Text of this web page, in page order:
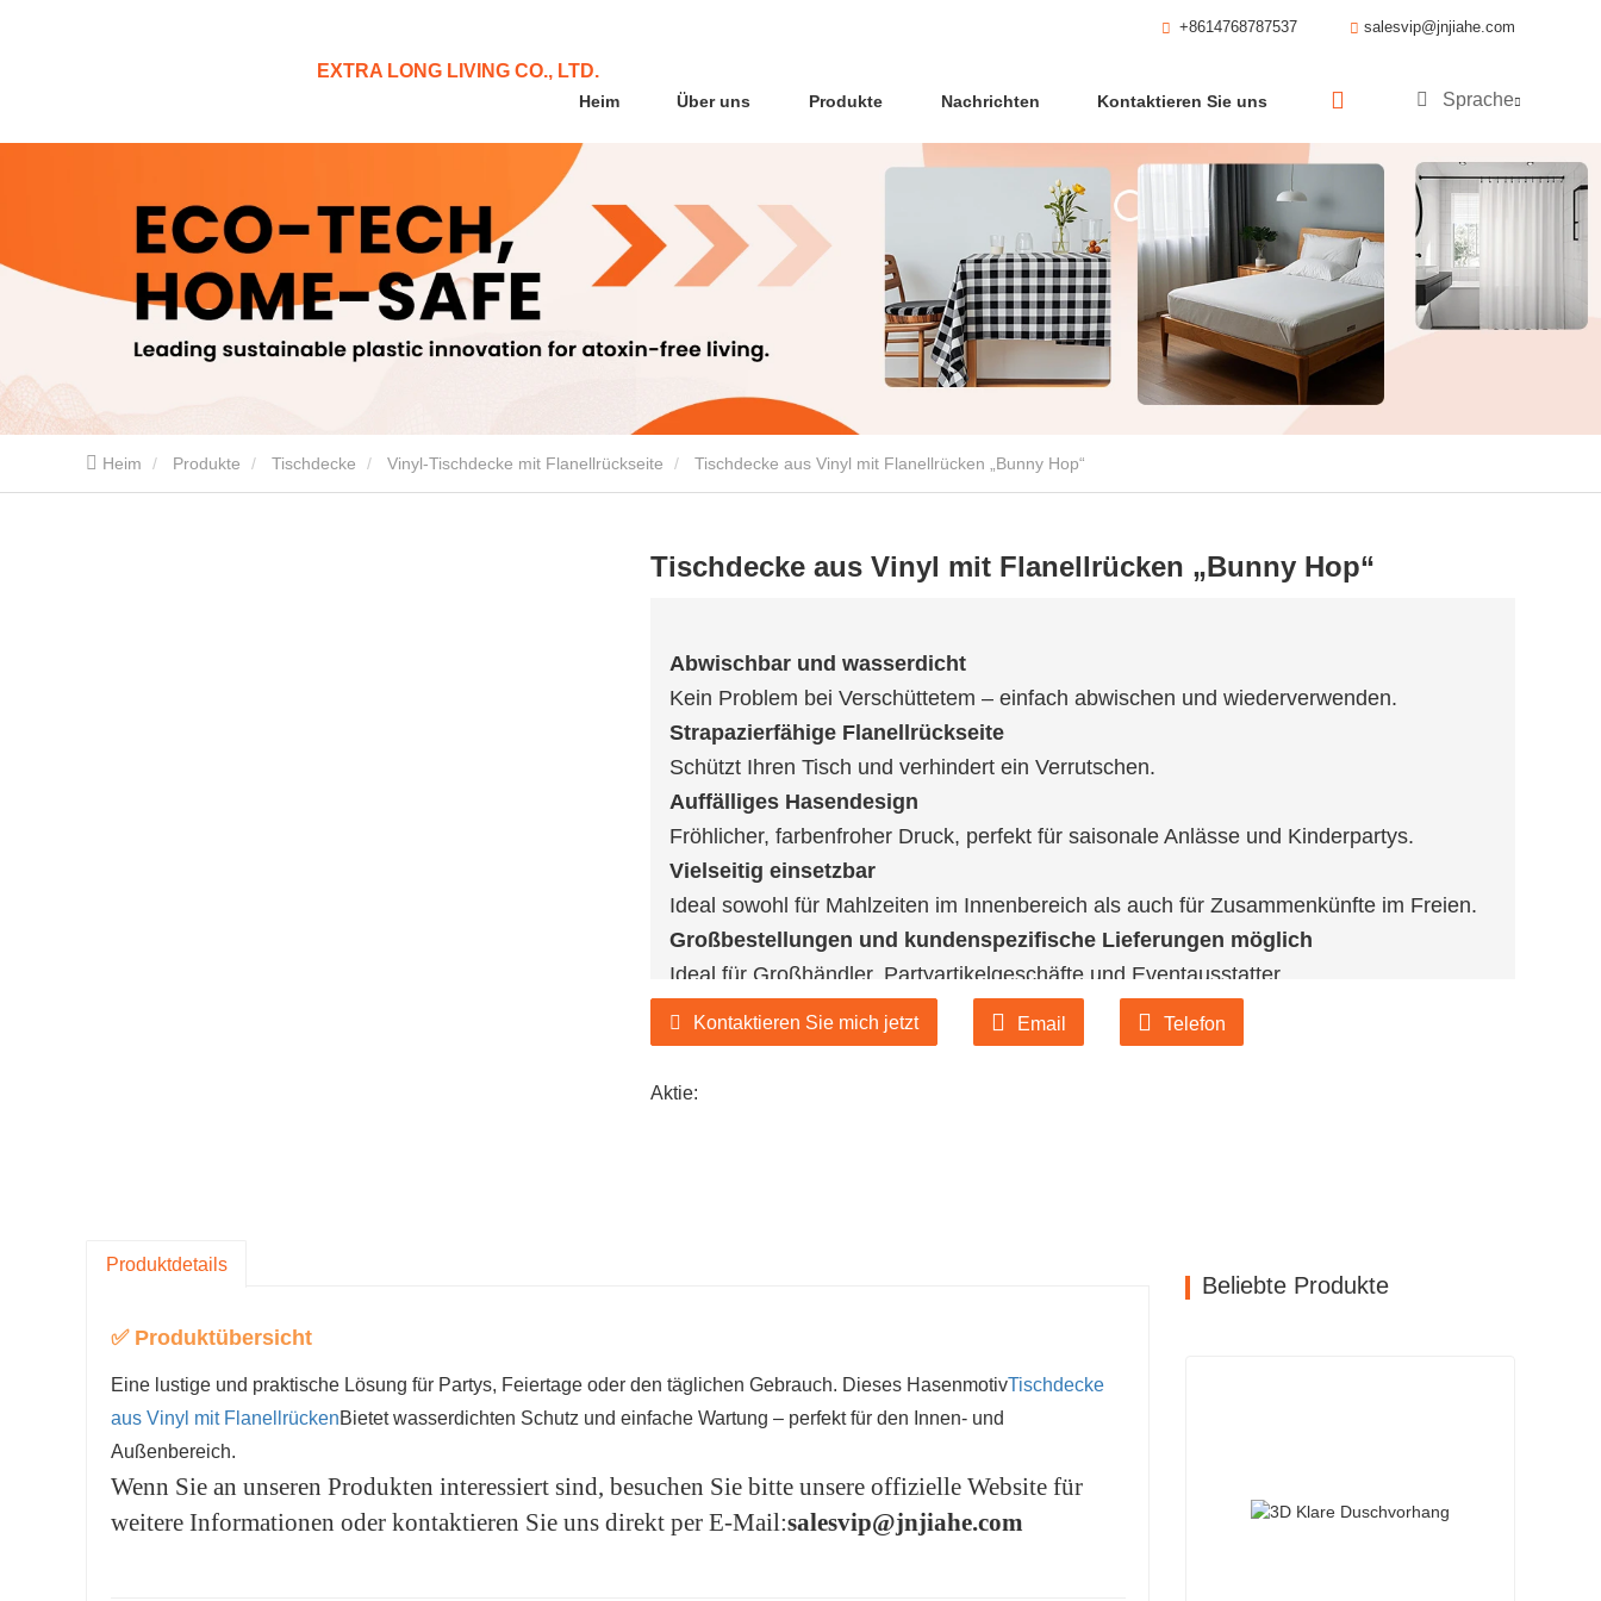
EXTRA LONG LIVING CO., LTD.
Heim Über uns Produkte Nachrichten Kontaktieren Sie uns
+8614768787537 salesvip@jnjiahe.com
Sprache
Heim Produkte Tischdecke Vinyl-Tischdecke mit Flanellrückseite Tischdecke aus Vinyl mit Flanellrücken „Bunny Hop“
Tischdecke aus Vinyl mit Flanellrücken „Bunny Hop“
Abwischbar und wasserdicht
Kein Problem bei Verschüttetem – einfach abwischen und wiederverwenden.
Strapazierfähige Flanellrückseite
Schützt Ihren Tisch und verhindert ein Verrutschen.
Auffälliges Hasendesign
Fröhlicher, farbenfroher Druck, perfekt für saisonale Anlässe und Kinderpartys.
Vielseitig einsetzbar
Ideal sowohl für Mahlzeiten im Innenbereich als auch für Zusammenkünfte im Freien.
Großbestellungen und kundenspezifische Lieferungen möglich
Ideal für Großhändler, Partyartikelgeschäfte und Eventausstatter.
Wenn Sie an unseren Produkten interessiert sind, besuchen Sie bitte unsere
offizielle Website für weitere Informationen oder kontaktieren Sie uns direkt per
E-Mail:
Kontaktieren Sie mich jetzt Email Telefon
Aktie:
Produktdetails
✅ Produktübersicht
Eine lustige und praktische Lösung für Partys, Feiertage oder den täglichen Gebrauch. Dieses HasenmotivTischdecke
aus Vinyl mit FlanellrückenBietet wasserdichten Schutz und einfache Wartung – perfekt für den Innen- und
Außenbereich.
Wenn Sie an unseren Produkten interessiert sind, besuchen Sie bitte unsere offizielle Website für
weitere Informationen oder kontaktieren Sie uns direkt per E-Mail:salesvip@jnjiahe.com
Beliebte Produkte